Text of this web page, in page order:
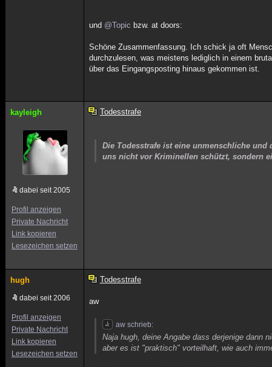
und @Topic bzw. at doors:
Schöne Zusammenfassung. Ich schick ja oft
durchzulesen, was meistens lediglich in einem
über das Eingangsposting hinaus gekommen ist.
kayleigh
dabei seit 2005
Profil anzeigen
Private Nachricht
Link kopieren
Lesezeichen setzen
Todesstrafe
Die Todesstrafe ist eine unmenschliche
uns nicht vor Kriminellen schützt, sondern
hugh
dabei seit 2006
Profil anzeigen
Private Nachricht
Link kopieren
Lesezeichen setzen
Todesstrafe
aw
aw schrieb:
Naja hugh, deine Angabe dass derjenige dann
aber es ist "praktisch" vorteilhaft, wie auch